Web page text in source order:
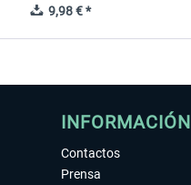
9,98 € *
INFORMACIÓN
Contactos
Prensa